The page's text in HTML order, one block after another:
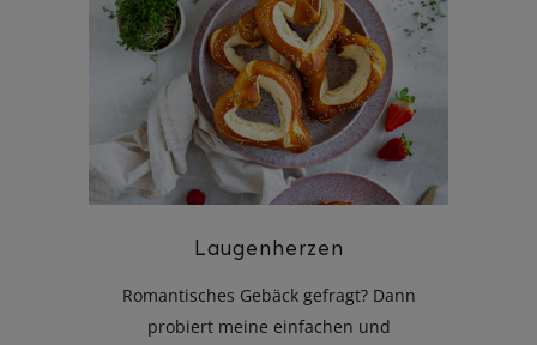
Laugenherzen
Romantisches Gebäck gefragt? Dann
probiert meine einfachen und